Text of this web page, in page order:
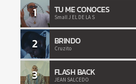
1 TU ME CONOCES
Small J EL DE LA S
2 BRINDO
Cruzito
3 FLASH BACK
JEAN SALCEDO